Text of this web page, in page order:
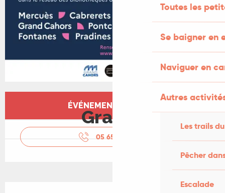
Toutes les
Se baigner en
Naviguer en
Autres
Les trails
Pêcher
Escalade
Ouverture et coordonnées
ÉVÉNEMENT TERMINÉ
Gratuit
05 65 24 13